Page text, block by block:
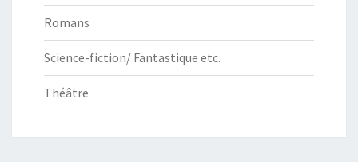
Romans
Science-fiction/ Fantastique etc.
Théâtre